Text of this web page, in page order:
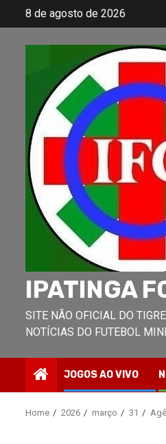
8 de agosto de 2026
IPATINGA
SITE NÃO OFICIAL DO
NOTÍCIAS DO FUTEBOL
JOGOS AO VIVO
Home 2026 março 31